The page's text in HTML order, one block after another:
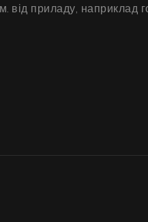
приладу, наприклад